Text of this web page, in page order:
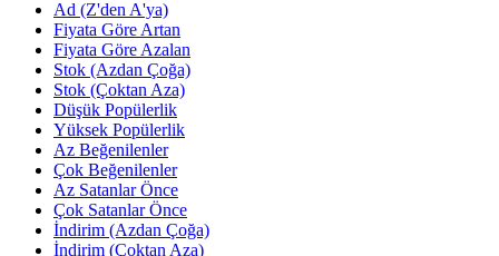
Ad (Z'den A'ya)
Fiyata Göre Artan
Fiyata Göre Azalan
Stok (Azdan Çoğa)
Stok (Çoktan Aza)
Düşük Popülerlik
Yüksek Popülerlik
Az Beğenilenler
Çok Beğenilenler
Az Satanlar Önce
Çok Satanlar Önce
İndirim (Azdan Çoğa)
İndirim (Çoktan Aza)